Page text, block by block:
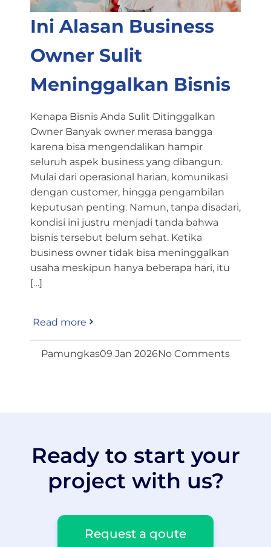
Ini Alasan Business
Owner Sulit
Meninggalkan Bisnis
Kenapa Bisnis Anda Sulit Ditinggalkan
Owner Banyak owner merasa bangga
karena bisa mengendalikan hampir
seluruh aspek business yang dibangun.
Mulai dari operasional harian, komunikasi
dengan customer, hingga pengambilan
keputusan penting. Namun, tanpa disadari,
kondisi ini justru menjadi tanda bahwa
bisnis tersebut belum sehat. Ketika
business owner tidak bisa meninggalkan
usaha meskipun hanya beberapa hari, itu
[…]
Read more
Pamungkas09 Jan 2026No Comments
Ready to start your
project with us?
Request a qoute